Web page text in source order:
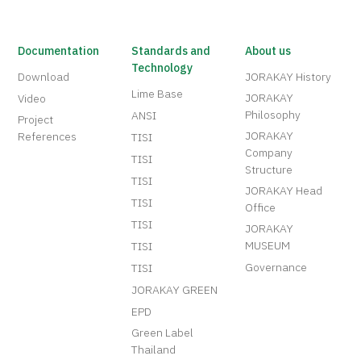
Documentation
Download
Video
Project
References
Standards and
Technology
Lime Base
ANSI
TISI
TISI
TISI
TISI
TISI
TISI
TISI
JORAKAY GREEN
EPD
Green Label
Thailand
About us
JORAKAY History
JORAKAY
Philosophy
JORAKAY
Company
Structure
JORAKAY Head
Office
JORAKAY
MUSEUM
Governance